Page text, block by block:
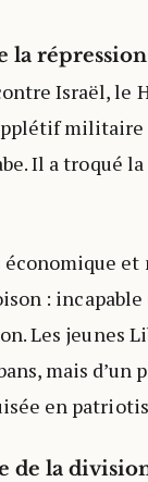
la répression
Israël, le
militaire
Il a troqué
économique
: incapable
Les jeunes
mais d’un
en
de la